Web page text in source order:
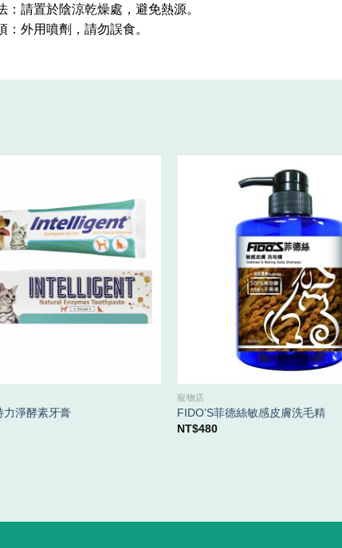
：請置於陰涼乾燥處，避免熱源。
：外用噴劑，請勿誤食。
力淨酵素牙膏
寵物店
FIDO’S菲德絲敏感皮膚洗毛精
NT$480